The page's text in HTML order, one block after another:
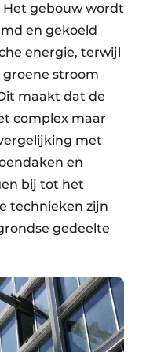
gebouw wordt
en gekoeld
energie, terwijl
stroom
maakt dat de
complex maar
met
en
bij tot het
technieken zijn
gedeelte